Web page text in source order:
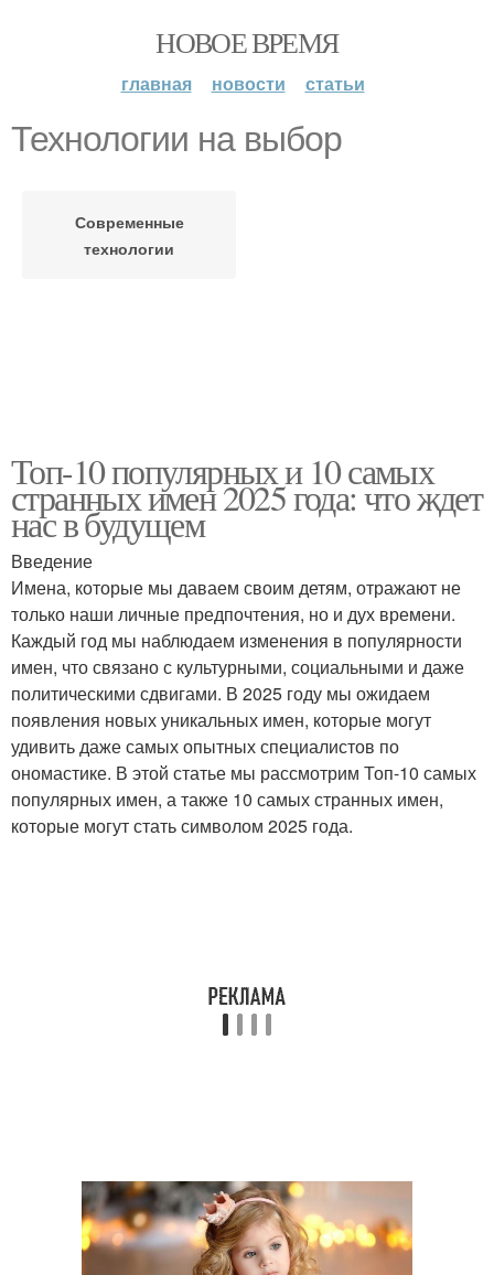
НОВОЕ ВРЕМЯ
главная новости статьи
Технологии на выбор
Современные
технологии
Топ-10 популярных и 10 самых
странных имен 2025 года: что ждет
нас в будущем
Введение
Имена, которые мы даваем своим детям, отражают не
только наши личные предпочтения, но и дух времени.
Каждый год мы наблюдаем изменения в популярности
имен, что связано с культурными, социальными и даже
политическими сдвигами. В 2025 году мы ожидаем
появления новых уникальных имен, которые могут
удивить даже самых опытных специалистов по
ономастике. В этой статье мы рассмотрим Топ-10 самых
популярных имен, а также 10 самых странных имен,
которые могут стать символом 2025 года.